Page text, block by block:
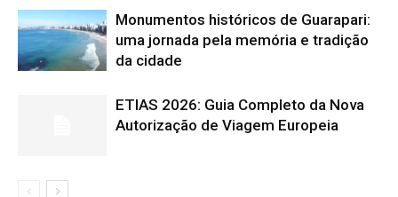
Monumentos históricos de Guarapari:
uma jornada pela memória e tradição
da cidade
ETIAS 2026: Guia Completo da Nova
Autorização de Viagem Europeia